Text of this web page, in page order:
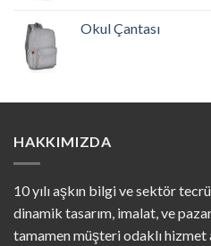
Okul Çantası
HAKKIMIZDA
10 yılı aşkın bilgi ve sektör
dinamik tasarım, imalat, ve
tamamen müşteri odaklı hizmet